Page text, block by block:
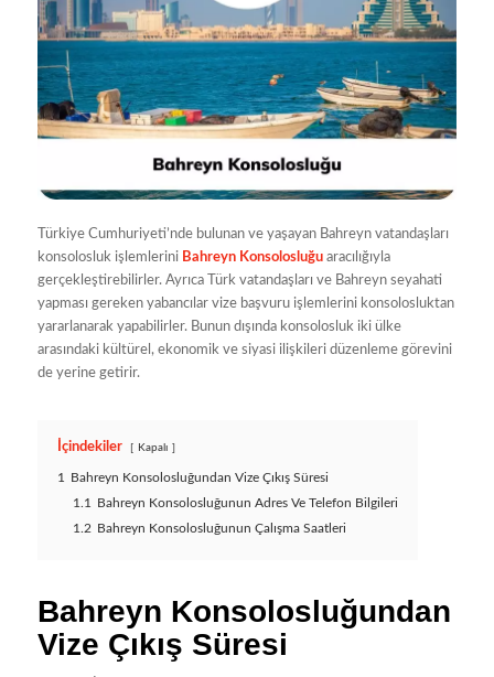
Türkiye Cumhuriyeti’nde bulunan ve yaşayan Bahreyn vatandaşları
konsolosluk işlemlerini Bahreyn Konsolosluğuaracılığıyla
gerçekleştirebilirler. Ayrıca Türk vatandaşları ve Bahreyn seyahati
yapması gereken yabancılar vize başvuru işlemlerini konsolosluktan
yararlanarak yapabilirler. Bunun dışında konsolosluk iki ülke
arasındaki kültürel, ekonomik ve siyasi ilişkileri düzenleme görevini
de yerine getirir.
İçindekiler Kapalı
1 Bahreyn Konsolosluğundan Vize Çıkış Süresi
1.1 Bahreyn Konsolosluğunun Adres Ve Telefon Bilgileri
1.2 Bahreyn Konsolosluğunun Çalışma Saatleri
Bahreyn Konsolosluğundan
Vize Çıkış Süresi